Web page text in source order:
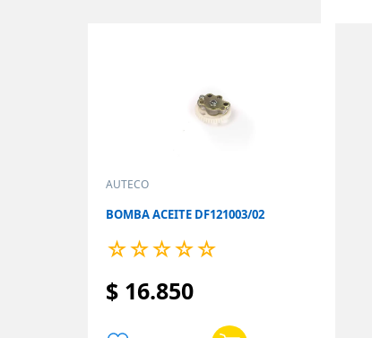
AUTECO
BOMBA ACEITE DF121003/02
☆☆☆☆☆
$ 16.850